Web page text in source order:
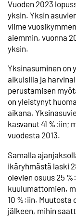
Vuoden 2023
yksin. Yksin
viime
aiemmin, vuonna
yksin.
Yksinasuminen on
aikuisilla ja
perustamisen
on yleistynyt
aikana.
kasvanut 41 %:iin;
vuodesta 2013.
Samalla
ikäryhmästä laski
olevien osuus 25
kuulumattomien,
10 %:iin. Muutosta
jälkeen, mihin